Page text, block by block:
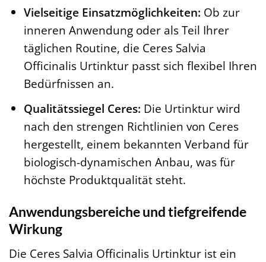
Vielseitige Einsatzmöglichkeiten: Ob zur
inneren Anwendung oder als Teil Ihrer
täglichen Routine, die Ceres Salvia
Officinalis Urtinktur passt sich flexibel Ihren
Bedürfnissen an.
Qualitätssiegel Ceres: Die Urtinktur wird
nach den strengen Richtlinien von Ceres
hergestellt, einem bekannten Verband für
biologisch-dynamischen Anbau, was für
höchste Produktqualität steht.
Anwendungsbereiche und tiefgreifende
Wirkung
Die Ceres Salvia Officinalis Urtinktur ist ein